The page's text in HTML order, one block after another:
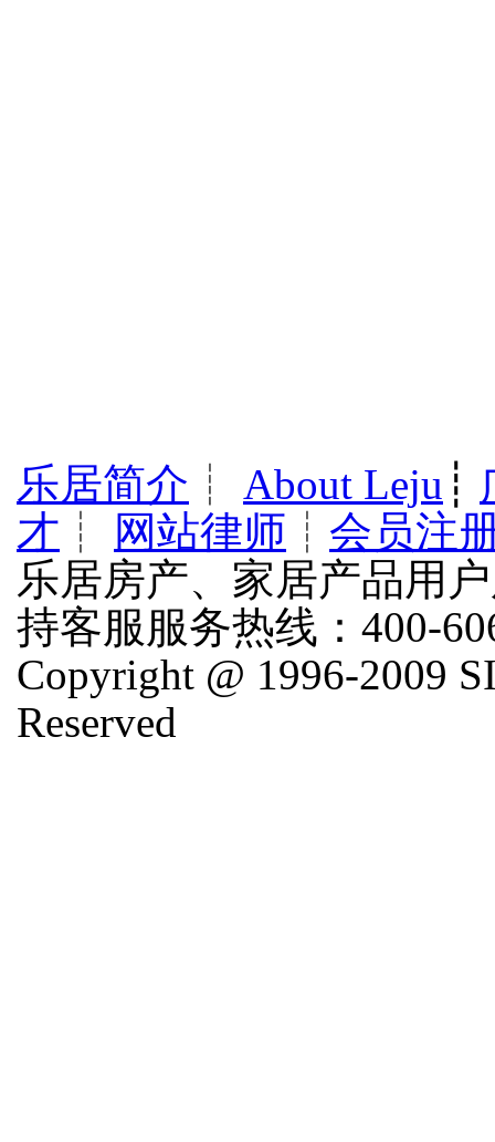
乐居简介 ┊ About Leju ┊
才 ┊ 网站律师 ┊ 会员注
乐居房产、家居产品用
持客服服务热线：400-
Copyright @ 1996-2009
Reserved